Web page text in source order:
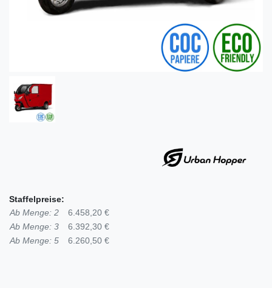
Staffelpreise:
Ab Menge: 2
6.458,20 €
Ab Menge: 3
6.392,30 €
Ab Menge: 5
6.260,50 €